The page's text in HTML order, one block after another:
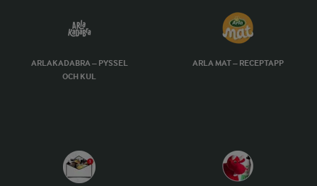
ARLAKADABRA – PYSSEL
OCH KUL
ARLA MAT – RECEPTAPP